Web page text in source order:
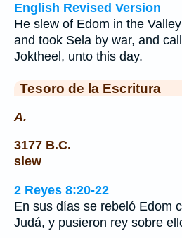
English Revised Version
He slew of Edom in the
and took Sela by war, and
Joktheel, unto this day.
Tesoro de la Escritura
A.
3177 B.C.
slew
2 Reyes 8:20-22
En sus días se rebeló Edom
Judá, y pusieron rey sobre